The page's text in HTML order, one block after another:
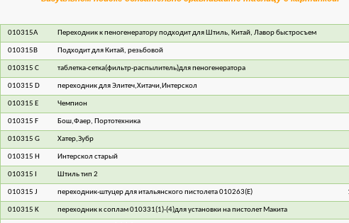
010315A Переходник к пеногенератору подходит для Штиль, Китай, Лавор быстросъем
010315B Подходит для Китай, резьбовой
010315 С таблетка-сетка(фильтр-распылитель)для пеногенератора
010315 D переходник для Элитеч,Хитачи,Интерскол
010315 E Чемпион
010315 F Бош,Фаер, Портотехника
010315 G Хатер,Зубр
010315 H Интерскол старый
010315 I Штиль тип 2
010315 J переходник-штуцер для итальянского пистолета 010263(Е)
010315 K переходник к соплам 010331(1)-(4)для установки на пистолет Макита